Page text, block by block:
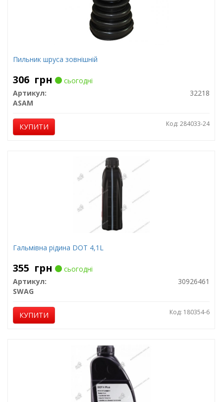
Пильник шруса зовнішній
306 грн
сьогодні
Артикул:
32218
ASAM
КУПИТИ Код: 284033-24
Гальмівна рідина DOT 4,1L
355 грн
сьогодні
Артикул:
30926461
SWAG
КУПИТИ Код: 180354-6